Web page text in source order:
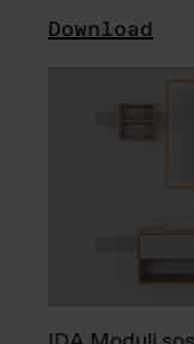
Download